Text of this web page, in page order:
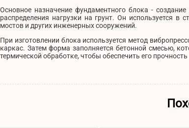
Основное назначение фундаментного блока -
распределения нагрузки на грунт. Он используется
мостов и других инженерных сооружений.
При изготовлении блока используется метод
каркас. Затем форма заполняется бетонной смесью,
термической обработке, чтобы обеспечить его